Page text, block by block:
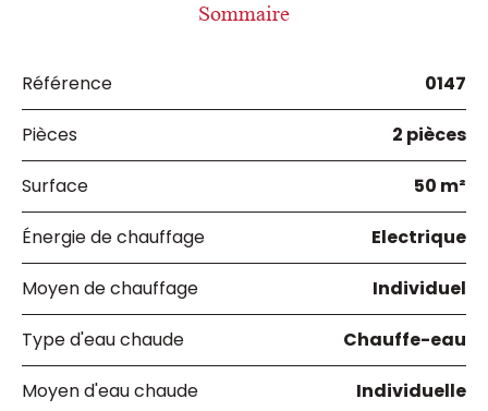
Sommaire
Référence 0147
Pièces 2 pièces
Surface 50 m²
Énergie de chauffage Electrique
Moyen de chauffage Individuel
Type d'eau chaude Chauffe-eau
Moyen d'eau chaude Individuelle